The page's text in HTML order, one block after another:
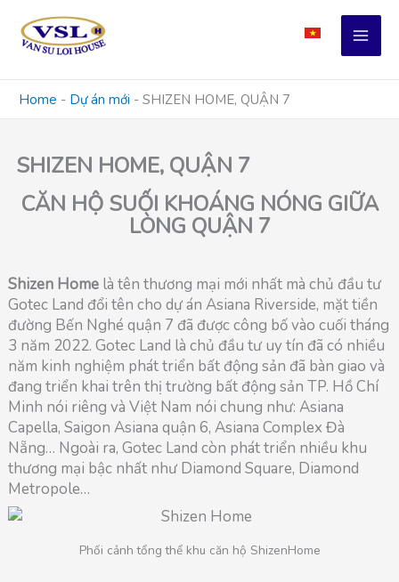
content
Home - Dự án mới - SHIZEN HOME, QUẬN 7
SHIZEN HOME, QUẬN 7
CĂN HỘ SUỐI KHOÁNG NÓNG GIỮA
LÒNG QUẬN 7
Shizen Home là tên thương mại mới nhất mà chủ đầu tư
Gotec Land đổi tên cho dự án Asiana Riverside, mặt tiền
đường Bến Nghé quận 7 đã được công bố vào cuối tháng
3 năm 2022. Gotec Land là chủ đầu tư uy tín đã có nhiều
năm kinh nghiệm phát triển bất động sản đã bàn giao và
đang triển khai trên thị trường bất động sản TP. Hồ Chí
Minh nói riêng và Việt Nam nói chung như: Asiana
Capella, Saigon Asiana quận 6, Asiana Complex Đà
Nẵng… Ngoài ra, Gotec Land còn phát triển nhiều khu
thương mại bậc nhất như Diamond Square, Diamond
Metropole…
Phối cảnh tổng thể khu căn hộ ShizenHome